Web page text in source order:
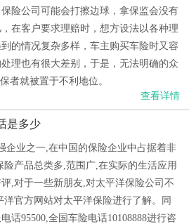
险公司可能会打擦边球，拿保监会没有
在客户要求理赔时，想方设法以各种理
的情况复杂多样，车主购买车险时又容
理也有很大差别，于是，无法明确的众
者就被置于不利地位。
查看详情
是多少
企业之一,在中国的保险企业中占据着非
产品总类多,范围广,在实际的生活应用
,对于一些新朋友,对太平洋保险公司不
官方网站对太平洋保险进行了解。同
话95500,全国车险电话10108888进行咨